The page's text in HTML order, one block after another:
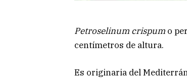
Petroselinum crispum o
centímetros de altura.
Es originaria del